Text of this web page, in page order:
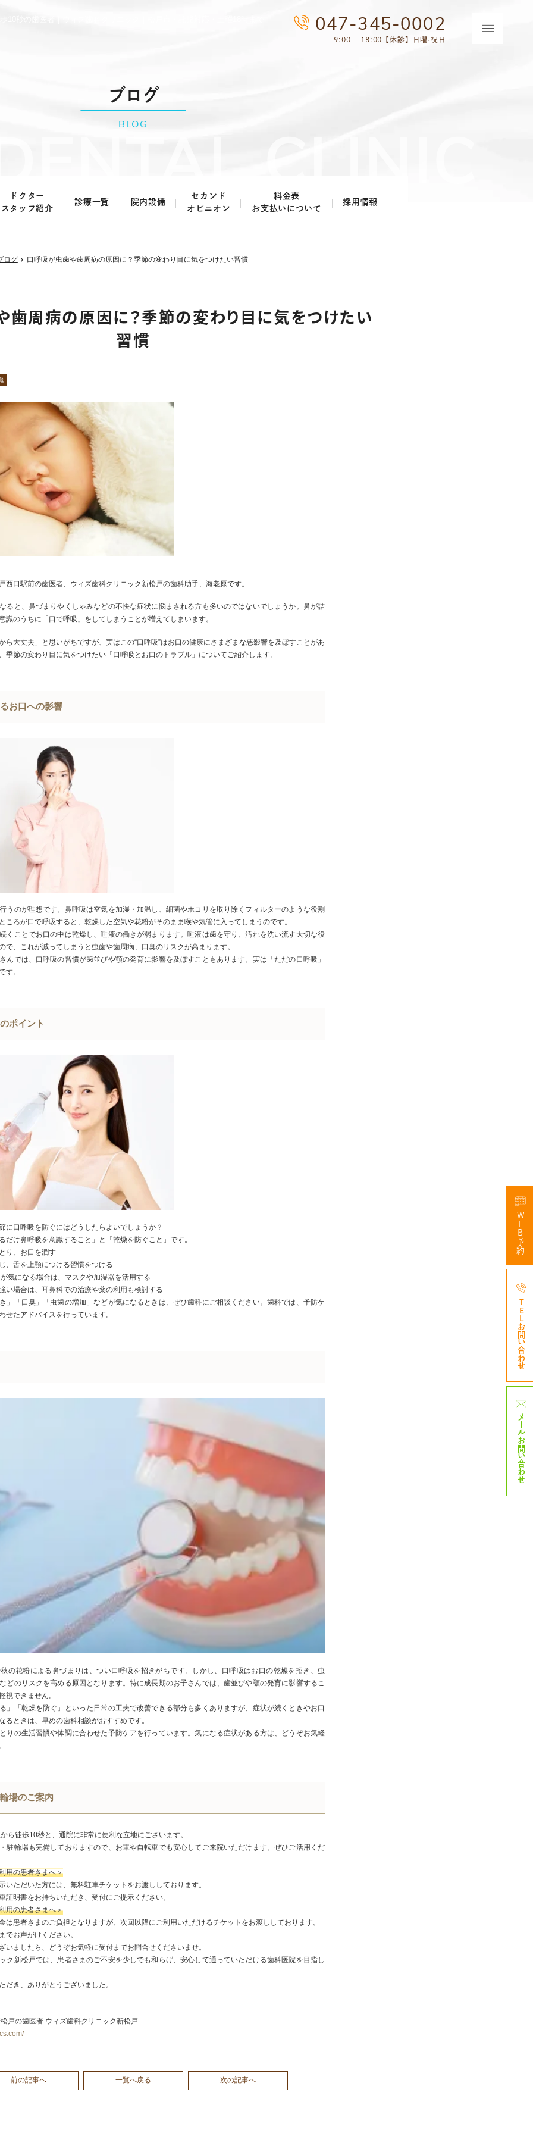
047-345-0002
9:00 - 18:00【休診】日曜·祝日
ブログ
BLOG
ドクター
スタッフ紹介
診療一覧
予防歯科 小児歯科
審美治療・セラミック ホワイトニング
矯正歯科
院内設備
セカンド
オピニオン
料金表
お支払いについて
採用情報
ログ 口呼吸が虫歯や歯周病の原因に？季節の変わり目に気をつけたい習慣
歯周病の原因に？季節の変わり目に気をつけたい
習慣
西口駅前の歯医者、ウィズ歯科クリニック新松戸の歯科助手、海老原です。
ると、鼻づまりやくしゃみなどの不快な症状に悩まされる方も多いのではないでしょうか。鼻が詰
識のうちに「口で呼吸」をしてしまうことが増えてしまいます。
ら大丈夫」と思いがちですが、実はこの“口呼吸”はお口の健康にさまざまな悪影響を及ぼすことがあ
季節の変わり目に気をつけたい「口呼吸とお口のトラブル」についてご紹介します。
お口への影響
うのが理想です。鼻呼吸は空気を加湿・加温し、細菌やホコリを取り除くフィルターのような役割
ころが口で呼吸すると、乾燥した空気や花粉がそのまま喉や気管に入ってしまうのです。
くことでお口の中は乾燥し、唾液の働きが弱まります。唾液は歯を守り、汚れを洗い流す大切な役
で、これが減ってしまうと虫歯や歯周病、 口臭のリスクが高まります。
んでは、 口呼吸の習慣が歯並びや顎の発育に影響を及ぼすこともあります。実は「ただの口呼吸 」
す。
ポイント
に口呼吸を防ぐにはどうしたらよいでしょうか？
だけ鼻呼吸を意識すること」と「乾燥を防ぐこと」です。
り、お口 を潤す
、舌を上顎につける習慣をつける
が気になる場合は、マスクや加湿器を活用する
い場合は、耳鼻科での治療や薬の利用も検討する
」「口臭」「虫歯の増加」などが気になるときは、ぜひ歯科にご相談ください。歯科では、予防ケ
せたアドバイスを行っています。
の花粉による鼻づまりは、つい口呼吸を招きがちです。しかし、口呼吸はお口の乾燥を招き、虫
どのリスクを高める原因となります。特に成長期のお子さんでは、歯並びや顎の発育に影響するこ
視できません。
」「乾燥を防ぐ」といった日常の工夫で改善できる部分も多くありますが、症状が続くときやお口
るときは、早めの歯科相談がおすすめです。
りの生活習慣や体調に合わせた予防ケアを行っています。気になる症状がある方は、どうぞお気軽
場のご案内
ら徒歩10秒と、通院に非常に便利な立地にございます。
駐輪場も完備しておりますので、お車や自転車でも安心してご来院いただけます。ぜひご活用くだ
用の患者さまへ＞
いただいた方には、無料駐車チケットをお渡ししております。
証明書をお持ちいただき、受付にご提示ください。
用の患者さまへ＞
は患者さまのご負担となりますが、次回以降にご利用いただけるチケットをお渡ししております。
でお声がけください。
いましたら、どうぞお気軽に受付までお問合せくださいませ。
ク新松戸では、患者さまのご不安を少しでも和らげ、安心して通っていただける歯科医院を目指し
だき、ありがとうございました。
戸の歯医者 ウィズ歯科クリニック新松戸
前の記事へ 一覧へ戻る 次の記事へ
WEB予約
047-
TELお問い合わせ
メール
お問い合わせ